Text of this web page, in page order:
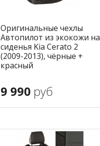
Оригинальные чехлы
Автопилот из экокожи на
сиденья Kia Cerato 2
(2009-2013), чёрные +
красный
9 990 руб